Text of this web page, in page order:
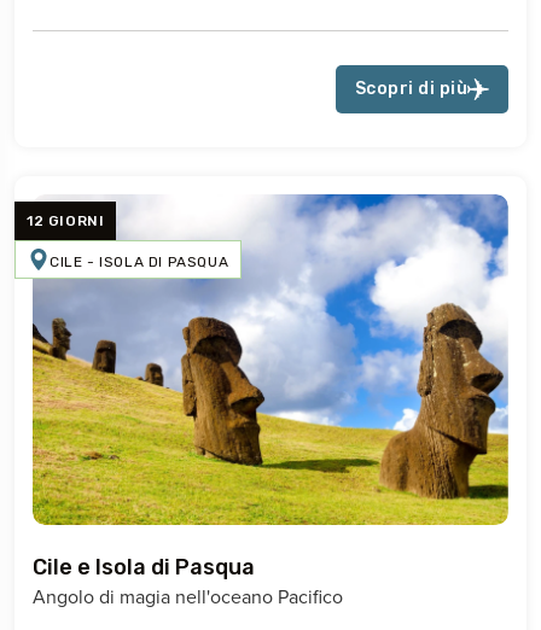
Scopri di più
12 GIORNI
CILE - ISOLA DI PASQUA
Cile e Isola di Pasqua
Angolo di magia nell'oceano Pacifico